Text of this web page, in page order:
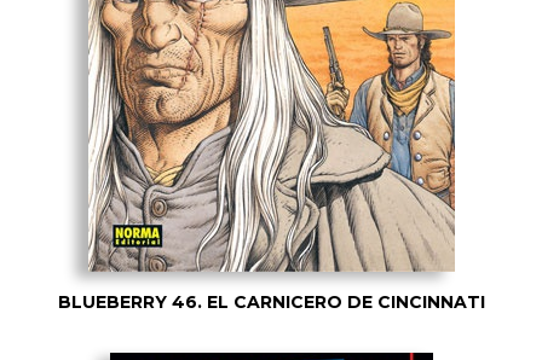
BLUEBERRY 46. EL CARNICERO DE CINCINNATI